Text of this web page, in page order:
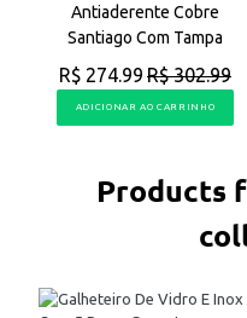
Antiaderente Cobre
Santiago Com Tampa
R$ 274.99 R$ 302.99
ADICIONAR AO CARRINHO
Products